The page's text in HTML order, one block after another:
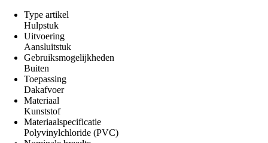
Type artikel
Hulpstuk
Uitvoering
Aansluitstuk
Gebruiksmogelijkheden
Buiten
Toepassing
Dakafvoer
Materiaal
Kunststof
Materiaalspecificatie
Polyvinylchloride (PVC)